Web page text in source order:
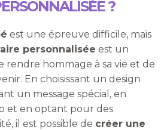
?
est une épreuve difficile, mais
personnalisée est un
rendre hommage à sa vie et de
En choisissant un design
un message spécial, en
et en optant pour des
il est possible de créer une